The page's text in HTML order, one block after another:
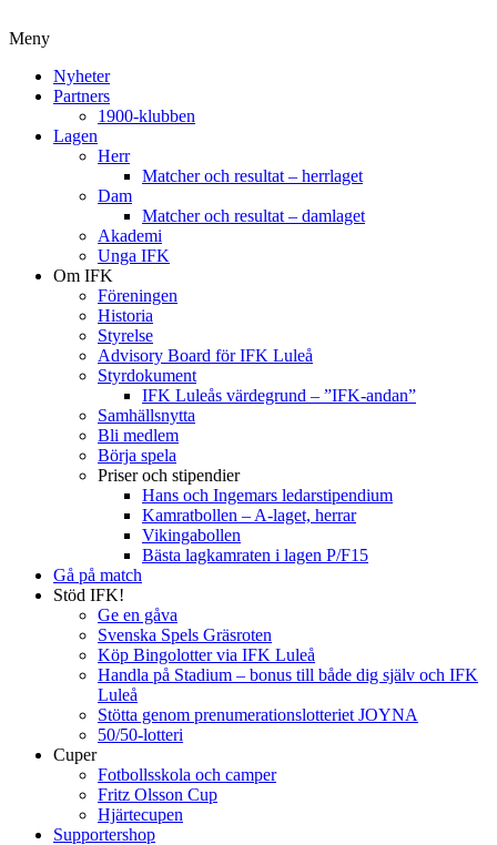
Meny
Nyheter
Partners
1900-klubben
Lagen
Herr
Matcher och resultat – herrlaget
Dam
Matcher och resultat – damlaget
Akademi
Unga IFK
Om IFK
Föreningen
Historia
Styrelse
Advisory Board för IFK Luleå
Styrdokument
IFK Luleås värdegrund – ”IFK-andan”
Samhällsnytta
Bli medlem
Börja spela
Priser och stipendier
Hans och Ingemars ledarstipendium
Kamratbollen – A-laget, herrar
Vikingabollen
Bästa lagkamraten i lagen P/F15
Gå på match
Stöd IFK!
Ge en gåva
Svenska Spels Gräsroten
Köp Bingolotter via IFK Luleå
Handla på Stadium – bonus till både dig själv och IFK
Luleå
Stötta genom prenumerationslotteriet JOYNA
50/50-lotteri
Cuper
Fotbollsskola och camper
Fritz Olsson Cup
Hjärtecupen
Supportershop